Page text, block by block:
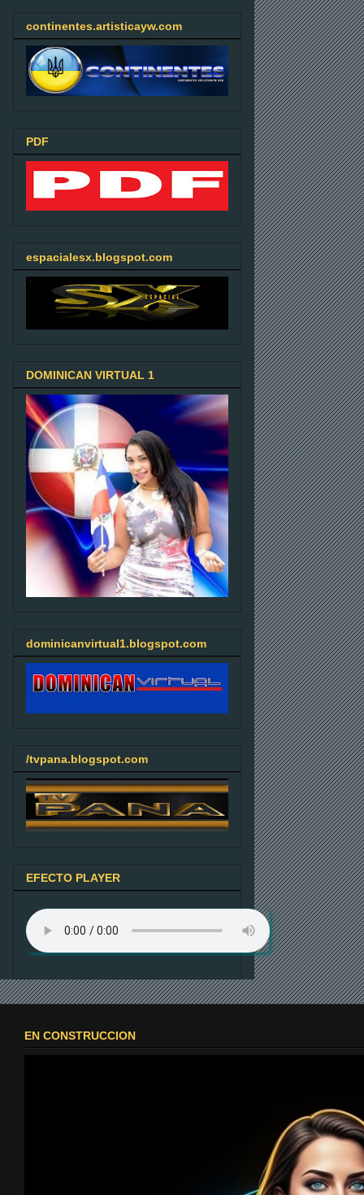
continentes.artisticayw.com
PDF
espacialesx.blogspot.com
DOMINICAN VIRTUAL 1
dominicanvirtual1.blogspot.com
/tvpana.blogspot.com
EFECTO PLAYER
EN CONSTRUCCION